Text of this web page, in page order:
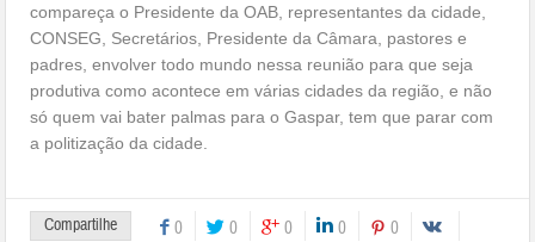
compareça o Presidente da OAB, representantes da cidade,
CONSEG, Secretários, Presidente da Câmara, pastores e
padres, envolver todo mundo nessa reunião para que seja
produtiva como acontece em várias cidades da região, e não
só quem vai bater palmas para o Gaspar, tem que parar com
a politização da cidade.
Compartilhe 0 0 0 0 0